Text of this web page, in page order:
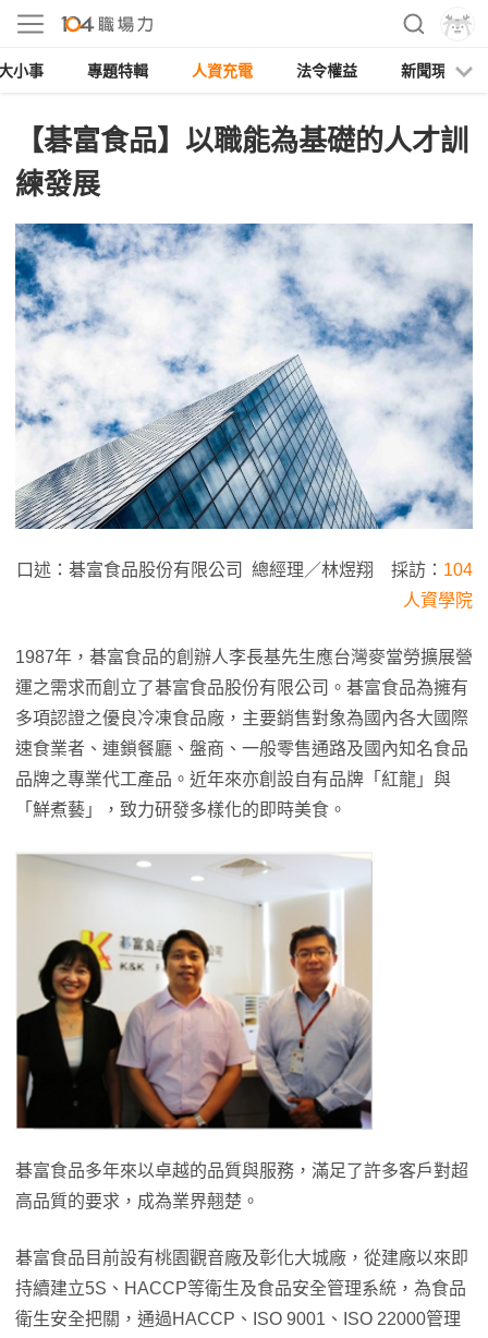
小事 專題特輯 人資充電 法令權益 新聞現場
【碁富食品】以職能為基礎的人才訓
練發展
口述：碁富食品股份有限公司 總經理／林煜翔 採訪： 104
人資學院
1987年，碁富食品的創辦人李長基先生應台灣麥當勞擴展營
運之需求而創立了碁富食品股份有限公司。碁富食品為擁有
多項認證之優良冷凍食品廠，主要銷售對象為國內各大國際
速食業者、連鎖餐廳、盤商、一般零售通路及國內知名食品
品牌之專業代工產品。近年來亦創設自有品牌「紅龍」與
「鮮煮藝」，致力研發多樣化的即時美食。
碁富食品多年來以卓越的品質與服務，滿足了許多客戶對超
高品質的要求，成為業界翹楚。
碁富食品目前設有桃園觀音廠及彰化大城廠，從建廠以來即
持續建立5S、HACCP等衛生及食品安全管理系統，為食品
衛生安全把關，通過HACCP、ISO 9001、ISO 22000管理